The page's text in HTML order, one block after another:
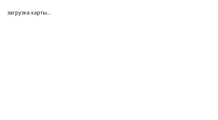
загрузка карты...